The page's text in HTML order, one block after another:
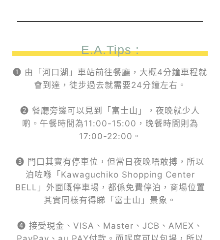
E.A.Tips :
❶ 由「河口湖」車站前往餐廳，大概4分鐘車程就
會到達，徒步過去就需要24分鐘左右。
❷ 餐廳旁邊可以見到「富士山」，夜晚就少人
啲。午餐時間為11:00-15:00，晚餐時間則為
17:00-22:00。
❸ 門口其實有停車位，但當日夜晚唔敢搏，所以
泊咗喺「Kawaguchiko Shopping Center
BELL」外面嘅停車場，都係免費停泊，商場位置
其實同樣有得睇「富士山」景象。
❹ 接受現金、VISA、Master、JCB、AMEX、